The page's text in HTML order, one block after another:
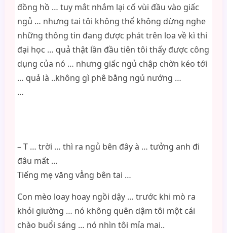
đồng hồ … tuy mắt nhắm lại cố vùi đầu vào giấc
ngủ … nhưng tai tôi không thể không dừng nghe
những thông tin đang được phát trên loa về kì thi
đại học … quả thật lần đầu tiên tôi thấy được công
dụng của nó … nhưng giấc ngủ chập chờn kéo tới
… quả là ..không gì phê bằng ngủ nướng …
…
– T … trời … thì ra ngủ bên đây à … tưởng anh đi
đâu mất …
Tiếng mẹ văng vẳng bên tai …
Con mèo loay hoay ngồi dậy … trước khi mò ra
khỏi giường … nó không quên dậm tôi một cái
chào buổi sáng … nó nhìn tôi mỉa mai..